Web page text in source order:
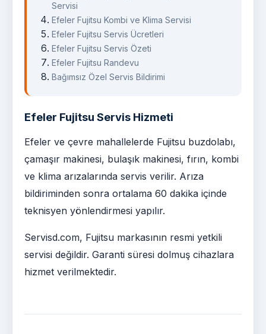
Servisi
Efeler Fujitsu Kombi ve Klima Servisi
Efeler Fujitsu Servis Ücretleri
Efeler Fujitsu Servis Özeti
Efeler Fujitsu Randevu
Bağımsız Özel Servis Bildirimi
Efeler Fujitsu Servis Hizmeti
Efeler ve çevre mahallelerde Fujitsu buzdolabı,
çamaşır makinesi, bulaşık makinesi, fırın, kombi
ve klima arızalarında servis verilir. Arıza
bildiriminden sonra ortalama 60 dakika içinde
teknisyen yönlendirmesi yapılır.
Servisd.com, Fujitsu markasının resmi yetkili
servisi değildir. Garanti süresi dolmuş cihazlara
hizmet verilmektedir.